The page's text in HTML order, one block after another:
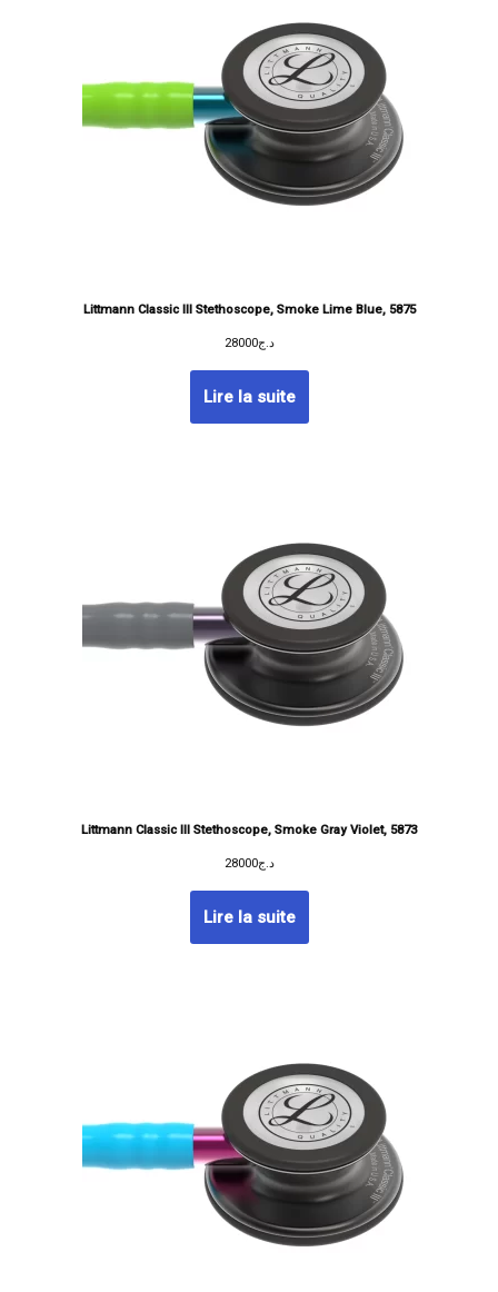
Littmann Classic III Stethoscope, Smoke Lime Blue, 5875
د.ج28000
Lire la suite
Littmann Classic III Stethoscope, Smoke Gray Violet, 5873
د.ج28000
Lire la suite